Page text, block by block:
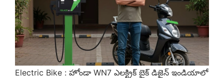
Electric Bike : హోండా WN7 ఎలక్ట్రిక్ బైక్ డిజైన్ ఇండియాలో